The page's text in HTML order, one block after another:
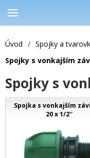
Úvod / Spojky a
Spojky s vonkajším
Spojky s
Spojka s vonkajším
20 x 1/2''